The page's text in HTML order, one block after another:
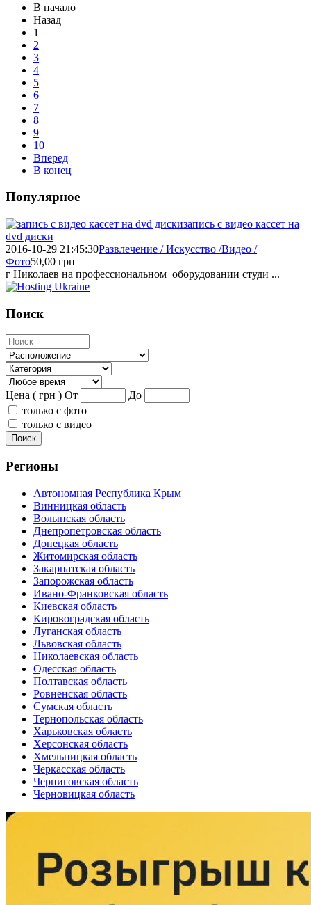
В начало
Назад
1
2
3
4
5
6
7
8
9
10
Вперед
В конец
Популярное
запись с видео кассет на
dvd диски
2016-10-29 21:45:30Развлечение / Искусство /Видео /
Фото50,00 грн
г Николаев на профессиональном оборудовании студи ...
Поиск
Цена ( грн ) От
До
только с фото
только с видео
Поиск
Регионы
Автономная Республика Крым
Винницкая область
Волынская область
Днепропетровская область
Донецкая область
Житомирская область
Закарпатская область
Запорожская область
Ивано-Франковская область
Киевская область
Кировоградская область
Луганская область
Львовская область
Николаевская область
Одесская область
Полтавская область
Ровненская область
Сумская область
Тернопольская область
Харьковская область
Херсонская область
Хмельницкая область
Черкасская область
Черниговская область
Черновицкая область